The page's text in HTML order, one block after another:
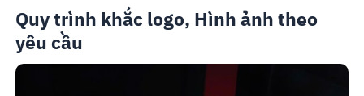
Quy trình khắc logo, Hình ảnh theo
yêu cầu